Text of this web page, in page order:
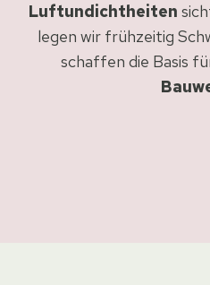
Luftundichtheiten
legen wir frühzeitig
schaffen die Basis